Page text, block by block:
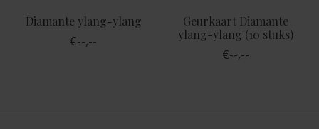
Diamante ylang-ylang
€--,--
Geurkaart Diamante
ylang-ylang (10 stuks)
€--,--